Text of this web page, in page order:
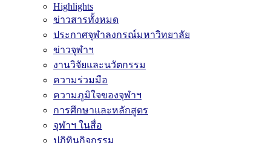
Highlights
ข่าวสารทั้งหมด
ประกาศจุฬาลงกรณ์มหาวิทยาลัย
ข่าวจุฬาฯ
งานวิจัยและนวัตกรรม
ความร่วมมือ
ความภูมิใจของจุฬาฯ
การศึกษาและหลักสูตร
จุฬาฯ ในสื่อ
ปฏิทินกิจกรรม